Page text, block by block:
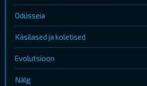
Odüsseia
Käsilased ja koletised
Evolutsioon
Nälg